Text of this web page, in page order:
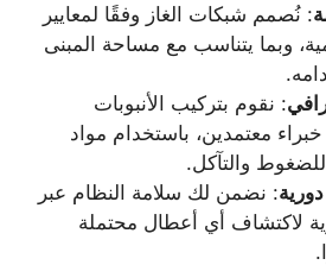
: نُصمم شبكات الغاز وفقًا لمعايير
وبما يتناسب مع مساحة المبنى
: نقوم بتركيب الأنبوبات
معتمدين، باستخدام مواد
والتآكل.
: نضمن لك سلامة النظام عبر
لاكتشاف أي أعطال محتملة